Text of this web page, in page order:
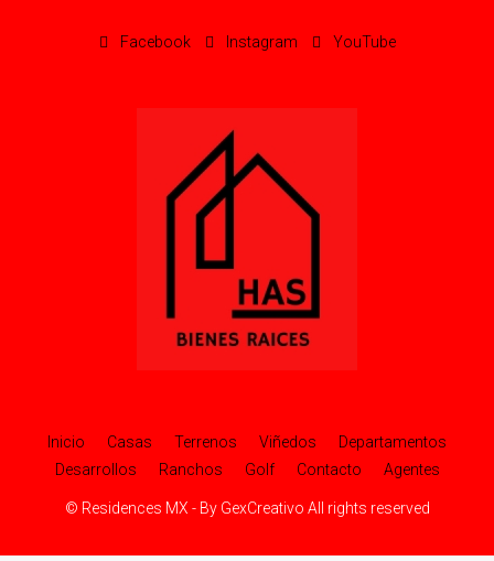
Facebook Instagram YouTube
Inicio Casas Terrenos Viñedos
Departamentos
Desarrollos
Ranchos Golf Contacto Agentes
© Residences MX - By GexCreativo All rights reserved